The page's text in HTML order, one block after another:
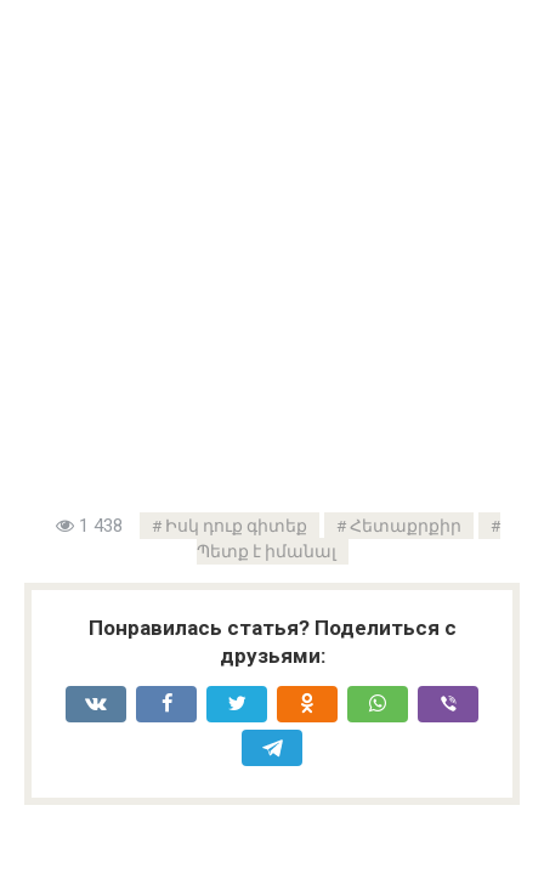
1 438 Իսկ դուք գիտեք
Հետաքրքիր
Պետք է իմանալ
Понравилась статья? Поделиться с
друзьями: